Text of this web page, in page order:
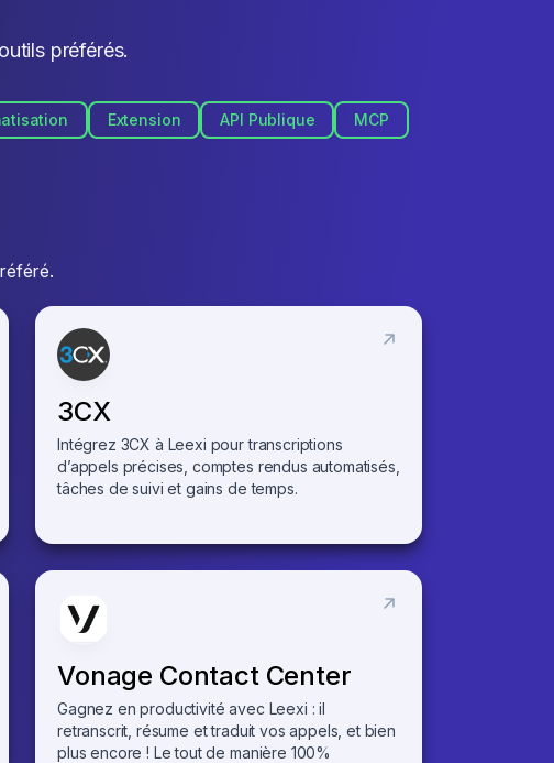
préférés.
Extension API Publique MCP
3CX
Intégrez 3CX à Leexi pour transcriptions
d’appels précises, comptes rendus automatisés,
tâches de suivi et gains de temps.
Vonage Contact Center
Gagnez en productivité avec Leexi : il
retranscrit, résume et traduit vos appels, et bien
plus encore ! Le tout de manière 100%